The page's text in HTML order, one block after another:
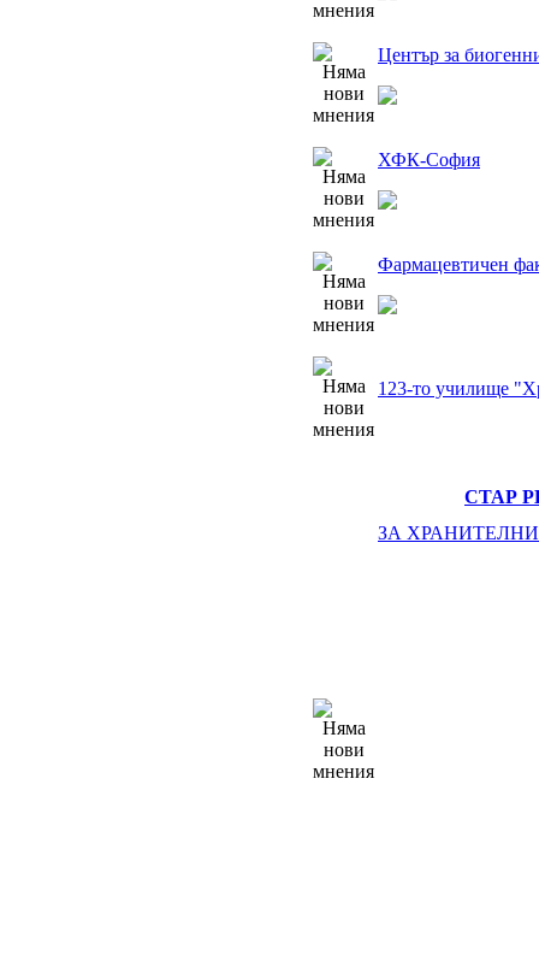
Център за
ХФК-София
Фармацевтичен
123-то училище
СТАР
ЗА